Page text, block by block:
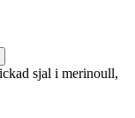
sjal i merinoull,